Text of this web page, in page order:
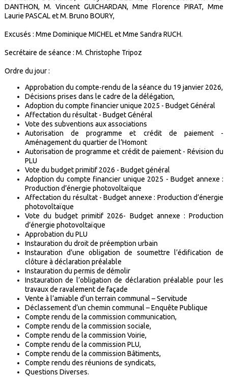
DANTHON, M. Vincent GUICHARDAN, Mme Florence PIRAT, Mme
Laurie PASCAL et M. Bruno BOURY,
Excusés : Mme Dominique MICHEL et Mme Sandra RUCH.
Secrétaire de séance : M. Christophe Tripoz
Ordre du jour :
Approbation du compte-rendu de la séance du 19 janvier 2026,
Décisions prises dans le cadre de la délégation,
Adoption du compte financier unique 2025 - Budget Général
Affectation du résultat - Budget Général
Vote des subventions aux associations
Autorisation de programme et crédit de paiement -
Aménagement du quartier de l’Homont
Autorisation de programme et crédit de paiement - Révision du
PLU
Vote du budget primitif 2026 - Budget général
Adoption du compte financier unique 2025 - Budget annexe :
Production d’énergie photovoltaïque
Affectation du résultat - Budget annexe : Production d’énergie
photovoltaïque
Vote du budget primitif 2026- Budget annexe : Production
d’énergie photovoltaïque
Approbation du PLU
Instauration du droit de préemption urbain
Instauration d’une obligation de soumettre l’édification de
clôture à déclaration préalable
Instauration du permis de démolir
Instauration de l’obligation de déclaration préalable pour les
travaux de ravalement de façade
Vente à l’amiable d’un terrain communal – Servitude
Déclassement d’un chemin communal – Enquête Publique
Compte rendu de la commission communication,
Compte rendu de la commission sociale,
Compte rendu de la commission Voirie,
Compte rendu de la commission PLU,
Compte rendu de la commission Bâtiments,
Compte rendu des réunions de syndicats,
Questions Diverses.